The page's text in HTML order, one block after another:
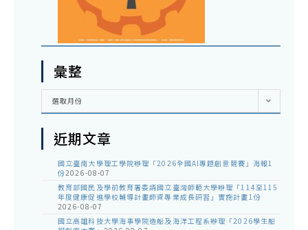
彙整
彙
選取月份
近期文章
國立臺南大學理工學院辦理「2026全國AI專題創意競賽」海報1
份2026-08-07
教育部國民及學前教育署委請國立臺灣師範大學辦理「114至115
年度健康促進學校輔導計畫師資專業成長研習」實施計畫1份
2026-08-07
國立高雄科技大學海事學院造船及海洋工程系辦理「2026學生船